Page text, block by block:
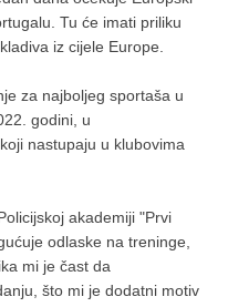
Tu će imati priliku
iz cijele Europe.
za najboljeg sportaša u
godini, u
nastupaju u klubovima
akademiji "Prvi
odlaske na treninge,
mi je čast da
što mi je dodatni motiv